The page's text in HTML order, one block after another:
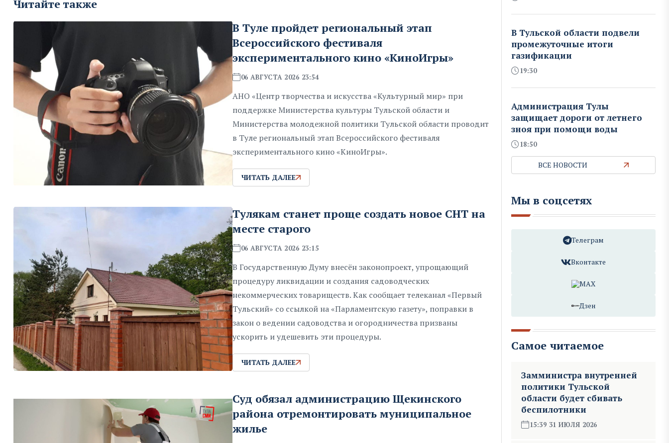
Читайте также
В Туле пройдет региональный этап
Всероссийского фестиваля
экспериментального кино «КиноИгры»
06 АВГУСТА 2026 23:54
АНО «Центр творчества и искусства «Культурный мир» при
поддержке Министерства культуры Тульской области и
Министерства молодежной политики Тульской области проводит
в Туле региональный этап Всероссийского фестиваля
экспериментального кино «КиноИгры».
ЧИТАТЬ ДАЛЕЕ
Тулякам станет проще создать новое СНТ на
месте старого
06 АВГУСТА 2026 23:15
В Государственную Думу внесён законопроект, упрощающий
процедуру ликвидации и создания садоводческих
некоммерческих товариществ. Как сообщает телеканал «Первый
Тульский» со ссылкой на «Парламентскую газету», поправки в
закон о ведении садоводства и огородничества призваны
ускорить и удешевить эти процедуры.
ЧИТАТЬ ДАЛЕЕ
Суд обязал администрацию Щекинского
района отремонтировать муниципальное
жилье
В Тульской области подвели
промежуточные итоги
газификации
19:30
Администрация Тулы
защищает дороги от летнего
зноя при помощи воды
18:50
ВСЕ НОВОСТИ
Мы в соцсетях
Телеграм
Вконтакте
MAX
Дзен
Самое читаемое
Замминистра внутренней
политики Тульской
области будет сбивать
беспилотники
15:39 31 ИЮЛЯ 2026